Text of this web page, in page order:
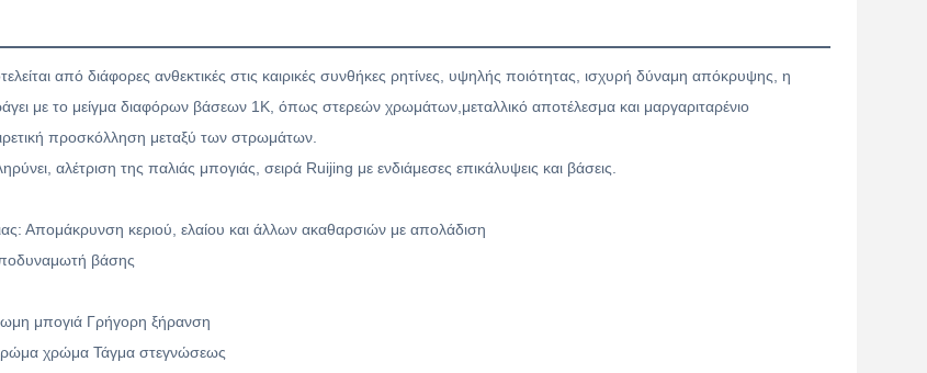
από διάφορες ανθεκτικές στις καιρικές συνθήκες ρητίνες, υψηλής ποιότητας, ισχυρή δύναμη απόκρυψης, η
με το μείγμα διαφόρων βάσεων 1K, όπως στερεών χρωμάτων,μεταλλικό αποτέλεσμα και μαργαριταρένιο
προσκόλληση μεταξύ των στρωμάτων.
αλέτριση της παλιάς μπογιάς, σειρά Ruijing με ενδιάμεσες επικάλυψεις και βάσεις.
Απομάκρυνση κεριού, ελαίου και άλλων ακαθαρσιών με απολάδιση
βάσης
μπογιά Γρήγορη ξήρανση
χρώμα Τάγμα στεγνώσεως